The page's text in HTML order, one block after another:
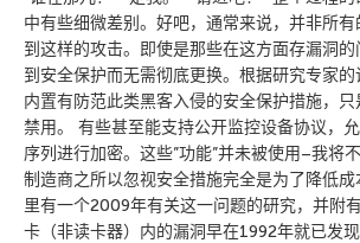
中有些细微差别。好吧，通常来说，并非所
到这样的攻击。即使是那些在这方面存漏洞
到安全保护而无需彻底更换。根据研究专家
内置有防范此类黑客入侵的安全保护措施，
禁用。 有些甚至能支持公开监控设备协议，
序列进行加密。这些”功能”并未被使用–我将
制造商之所以忽视安全措施完全是为了降低
里有一个2009年有关这一问题的研究，并附
卡（非读卡器）内的漏洞早在1992年就已发